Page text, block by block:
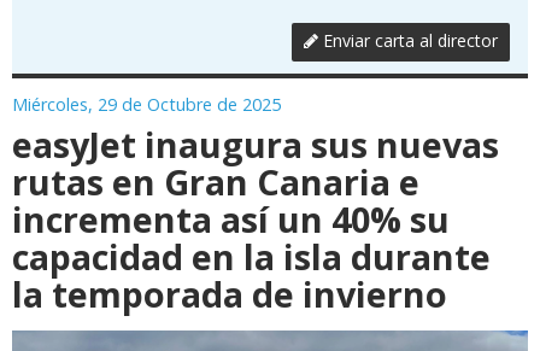
Enviar carta al director
Miércoles, 29 de Octubre de 2025
easyJet inaugura sus nuevas
rutas en Gran Canaria e
incrementa así un 40% su
capacidad en la isla durante
la temporada de invierno